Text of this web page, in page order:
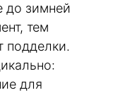
до зимней
тем
подделки.
для